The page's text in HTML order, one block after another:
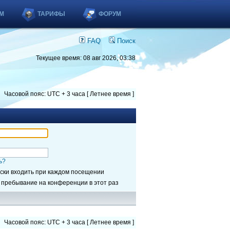
ТАРИФЫ ФОРУМ
FAQ Поиск
Текущее время: 08 авг 2026, 03:38
Часовой пояс: UTC + 3 часа [ Летнее время ]
входить при каждом посещении
на конференции в этот раз
Часовой пояс: UTC + 3 часа [ Летнее время ]